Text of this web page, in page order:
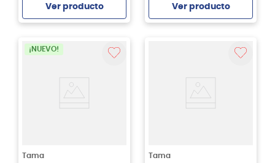
Ver producto Ver producto
¡NUEVO!
Tama Tama